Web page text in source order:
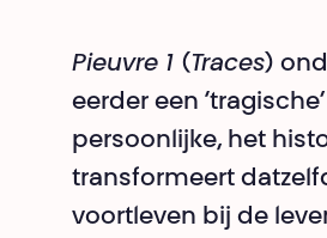
Pieuvre 1 (Traces)
eerder een
persoonlijke, het
transformeert
voortleven bij de